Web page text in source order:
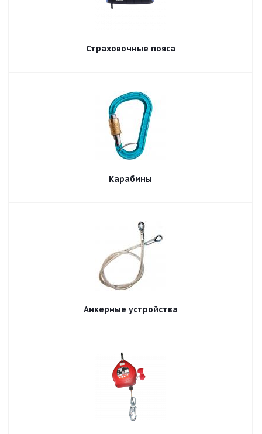
Страховочные пояса
Карабины
Анкерные устройства